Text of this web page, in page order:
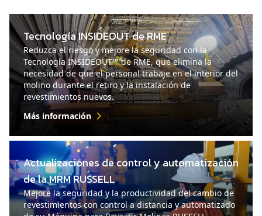
Tecnología INSIDEOUT de RME
Reduzca el riesgo y mejore la seguridad con la
Tecnología INSIDEOUT™ de RME, que elimina la
necesidad de que el personal trabaje en el interior del
molino durante el retiro y la instalación de
revestimientos nuevos.
Más información
Actualizaciones de control y automatización
de la MRM RUSSELL
Mejore la seguridad y la productividad del cambio de
revestimientos con control a distancia y automatizado